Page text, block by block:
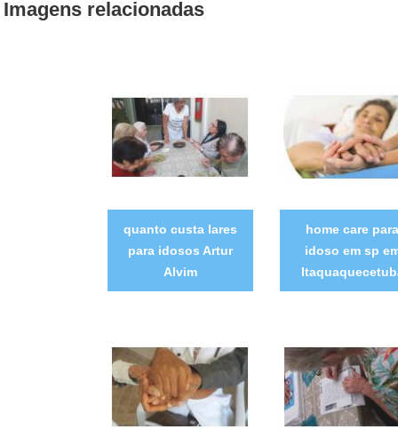
Imagens relacionadas
quanto custa lares
para idosos Artur
Alvim
home care para
idoso em sp